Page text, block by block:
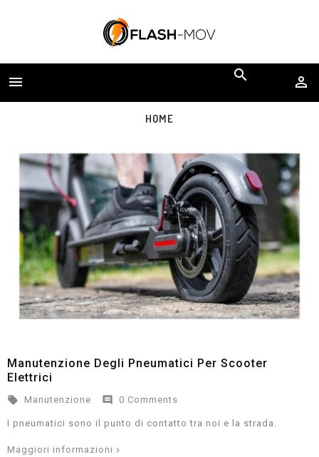
 
HOME
Manutenzione Degli Pneumatici Per Scooter
Elettrici
 Manutenzione  0 Comments
I pneumatici sono il punto di contatto tra noi e la strada.
Maggiori informazioni